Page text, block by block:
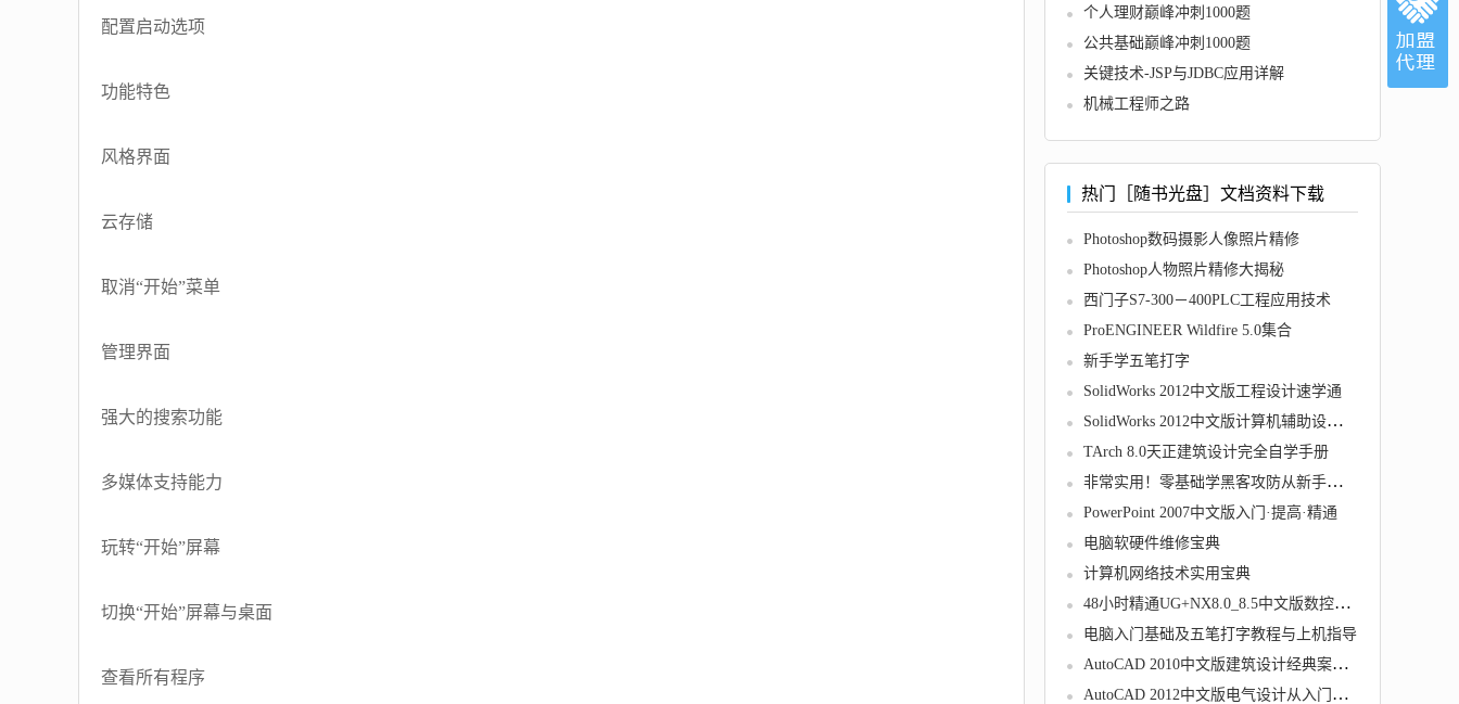
配置启动选项
功能特色
风格界面
云存储
取消“开始”菜单
管理界面
强大的搜索功能
多媒体支持能力
玩转“开始”屏幕
切换“开始”屏幕与桌面
查看所有程序
个人理财巅峰冲刺1000题
公共基础巅峰冲刺1000题
关键技术-JSP与JDBC应用详解
机械工程师之路
热门［随书光盘］文档资料下载
Photoshop数码摄影人像照片精修
Photoshop人物照片精修大揭秘
西门子S7-300－400PLC工程应用技术
ProENGINEER Wildfire 5.0集合
新手学五笔打字
SolidWorks 2012中文版工程设计速学通
SolidWorks 2012中文版计算机辅助设计教程
TArch 8.0天正建筑设计完全自学手册
非常实用！零基础学黑客攻防从新手到高手
PowerPoint 2007中文版入门·提高·精通
电脑软硬件维修宝典
计算机网络技术实用宝典
48小时精通UG+NX8.0_8.5中文版数控加工技巧
电脑入门基础及五笔打字教程与上机指导
AutoCAD 2010中文版建筑设计经典案例指导教程
AutoCAD 2012中文版电气设计从入门到精通